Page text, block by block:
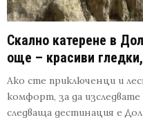
Скално катерене в
още – красиви
Ако сте приключенци и
комфорт, за да
следваща дестинация е